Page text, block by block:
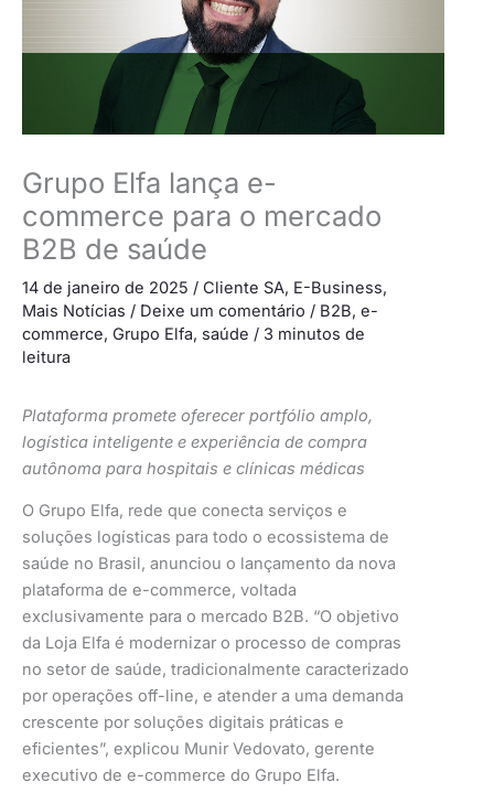
Grupo Elfa lança e-
commerce para o mercado
B2B de saúde
14 de janeiro de 2025 / Cliente SA, E-Business,
Mais Notícias / Deixe um comentário / B2B, e-
commerce, Grupo Elfa, saúde / 3 minutos de
leitura
Plataforma promete oferecer portfólio amplo,
logística inteligente e experiência de compra
autônoma para hospitais e clínicas médicas
O Grupo Elfa, rede que conecta serviços e
soluções logísticas para todo o ecossistema de
saúde no Brasil, anunciou o lançamento da nova
plataforma de e-commerce, voltada
exclusivamente para o mercado B2B. “O objetivo
da Loja Elfa é modernizar o processo de compras
no setor de saúde, tradicionalmente caracterizado
por operações off-line, e atender a uma demanda
crescente por soluções digitais práticas e
eficientes”, explicou Munir Vedovato, gerente
executivo de e-commerce do Grupo Elfa.